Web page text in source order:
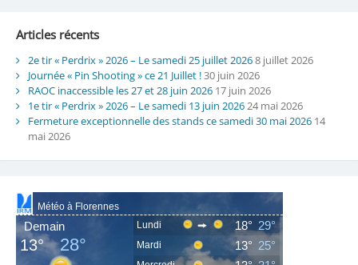
Articles récents
2e tir « Perdrix » 2026 – Le samedi 25 juillet 20268 juillet 2026
Journée « Pin Shooting » ce 21 Juillet !30 juin 2026
RAOC inaccessible les 27 et 28 juin 2026 17 juin 2026
1e tir « Perdrix » 2026 – Le samedi 13 juin 202624 mai 2026
Fermeture exceptionnelle des stands ce samedi 30 mai 2026 14
mai 2026